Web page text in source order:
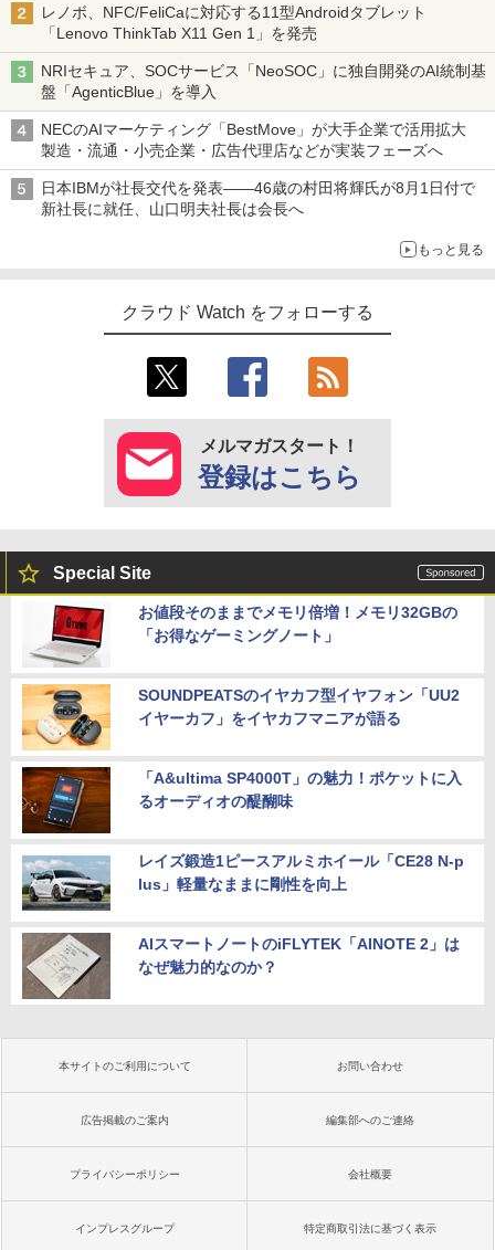
レノボ、NFC/FeliCaに対応する11型Androidタブレット
「Lenovo ThinkTab X11 Gen 1」を発売
NRIセキュア、SOCサービス「NeoSOC」に独自開発のAI統制基
盤「AgenticBlue」を導入
NECのAIマーケティング「BestMove」が大手企業で活用拡大
製造・流通・小売企業・広告代理店などが実装フェーズへ
日本IBMが社長交代を発表――46歳の村田将輝氏が8月1日付で
新社長に就任、山口明夫社長は会長へ
もっと見る
クラウド Watch をフォローする
メルマガスタート！
登録はこちら
Special Site
お値段そのままでメモリ倍増！メモリ32GBの
「お得なゲーミングノート」
SOUNDPEATSのイヤカフ型イヤフォン「UU2
イヤーカフ」をイヤカフマニアが語る
「A&ultima SP4000T」の魅力！ポケットに入
るオーディオの醍醐味
レイズ鍛造1ピースアルミホイール「CE28 N-p
lus」軽量なままに剛性を向上
AIスマートノートのiFLYTEK「AINOTE 2」は
なぜ魅力的なのか？
本サイトのご利用について お問い合わせ
広告掲載のご案内 編集部へのご連絡
プライバシーポリシー 会社概要
インプレスグループ 特定商取引法に基づく表示